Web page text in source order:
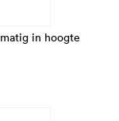
in hoogte